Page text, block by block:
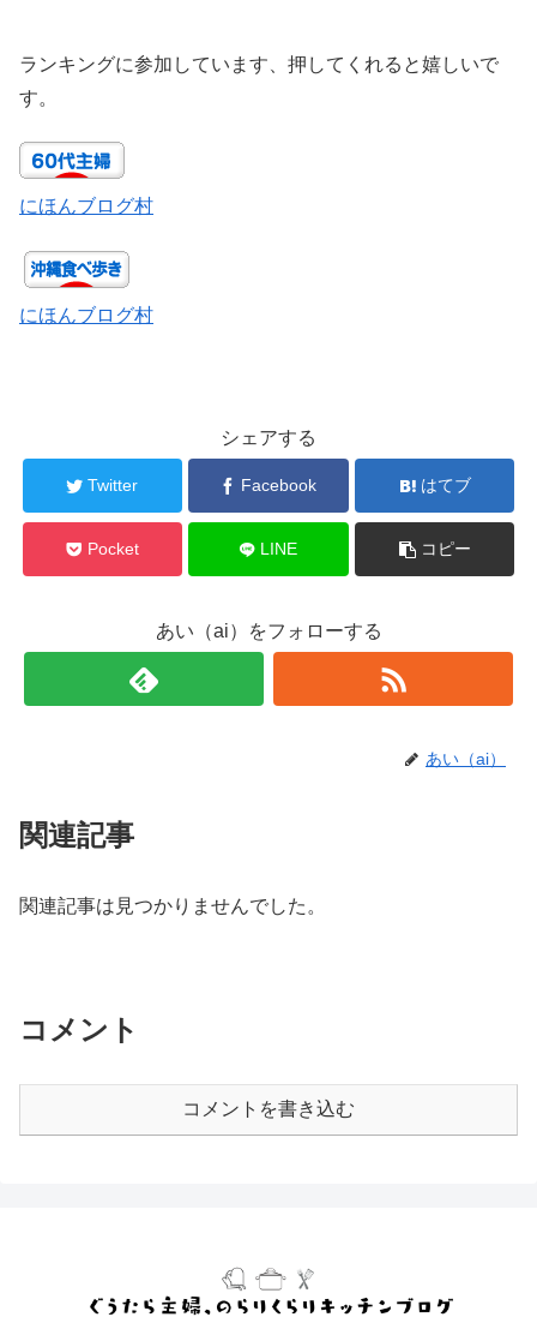
ランキングに参加しています、押してくれると嬉しいで
す。
にほんブログ村
にほんブログ村
シェアする
Twitter Facebook はてブ
Pocket LINE コピー
あい（ai）をフォローする
あい（ai）
関連記事
関連記事は見つかりませんでした。
コメント
コメントを書き込む